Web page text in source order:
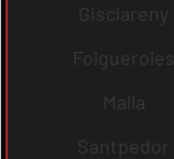
Gisclareny
Folgueroles
Malla
Santpedor